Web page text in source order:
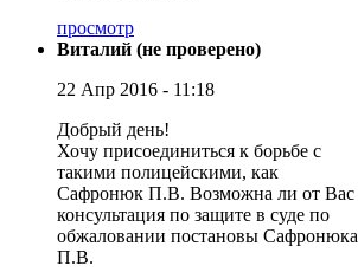
просмотр
Виталий (не проверено)
22 Апр 2016 - 11:18
Добрый день!
Хочу присоединиться к борьбе с
такими полицейскими, как
Сафронюк П.В. Возможна ли от Вас
консультация по защите в суде по
обжаловании постановы Сафронюка
П.В.